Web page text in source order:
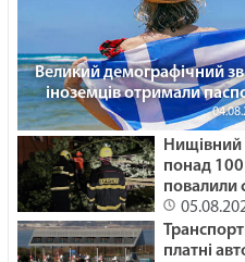
Великий демографічний
іноземців отримали
Нищівний
понад 100
повалили
платні